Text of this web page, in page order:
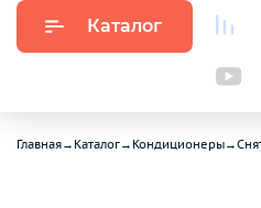
Каталог
Главная→ Каталог→ Кондиционеры→